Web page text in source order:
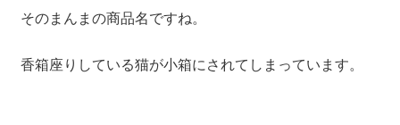
そのまんまの商品名ですね。
香箱座りしている猫が小箱にされてしまっています。